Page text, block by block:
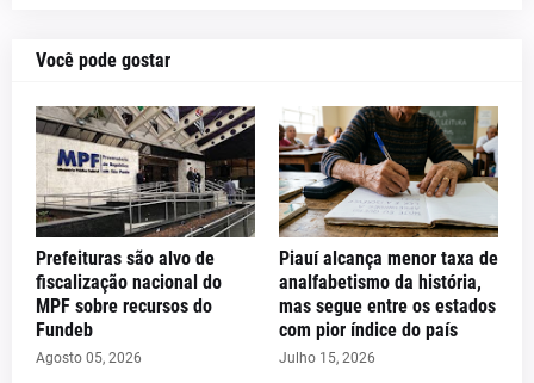
Você pode gostar
Prefeituras são alvo de
fiscalização nacional do
MPF sobre recursos do
Fundeb
Agosto 05, 2026
Piauí alcança menor taxa de
analfabetismo da história,
mas segue entre os estados
com pior índice do país
Julho 15, 2026